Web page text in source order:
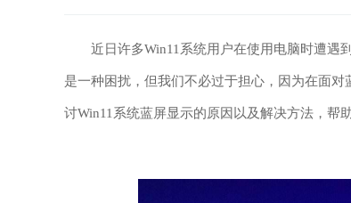
近日许多Win11系统用户在使用电脑时遭遇
是一种困扰，但我们不必过于担心，因为在面
讨Win11系统蓝屏显示的原因以及解决方法，帮